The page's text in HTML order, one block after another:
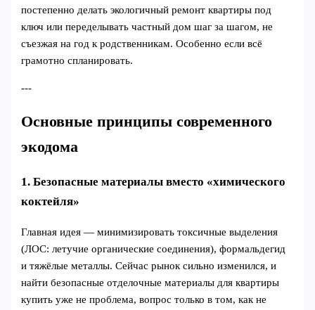
постепенно делать экологичный ремонт квартиры под
ключ или переделывать частный дом шаг за шагом, не
съезжая на год к родственникам. Особенно если всё
грамотно спланировать.
---
Основные принципы современного
экодома
1. Безопасные материалы вместо «химического
коктейля»
Главная идея — минимизировать токсичные выделения
(ЛОС: летучие органические соединения), формальдегид
и тяжёлые металлы. Сейчас рынок сильно изменился, и
найти безопасные отделочные материалы для квартиры
купить уже не проблема, вопрос только в том, как не